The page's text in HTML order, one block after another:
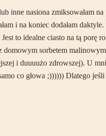
inne nasiona zmiksowałam
i na koniec dodałam
to idealne ciasto na tą porę
domowym sorbetem
i duuuużo zdrowszej). U
co głowa ;)))))) Dlatego